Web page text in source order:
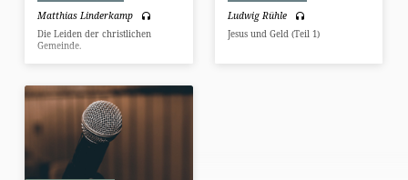
Matthias Linderkamp
Die Leiden der christlichen
Gemeinde.
Ludwig Rühle
Jesus und Geld (Teil 1)